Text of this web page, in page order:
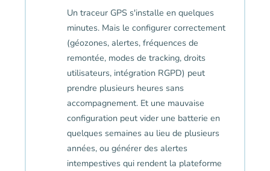
Un traceur GPS s'installe en quelques
minutes. Mais le configurer correctement
(géozones, alertes, fréquences de
remontée, modes de tracking, droits
utilisateurs, intégration RGPD) peut
prendre plusieurs heures sans
accompagnement. Et une mauvaise
configuration peut vider une batterie en
quelques semaines au lieu de plusieurs
années, ou générer des alertes
intempestives qui rendent la plateforme